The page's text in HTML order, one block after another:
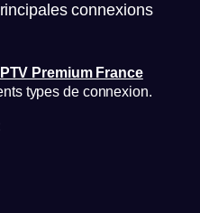
connexions
Premium France
types de connexion.